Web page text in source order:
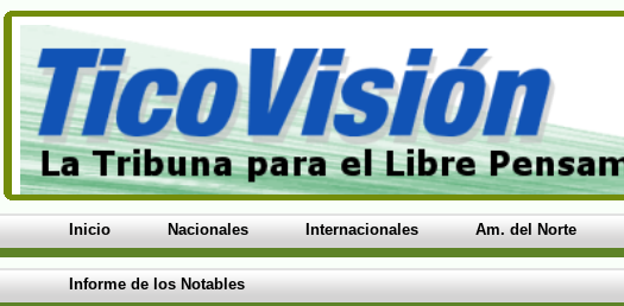
Inicio Nacionales Internacionales Am. del Norte
Informe de los Notables